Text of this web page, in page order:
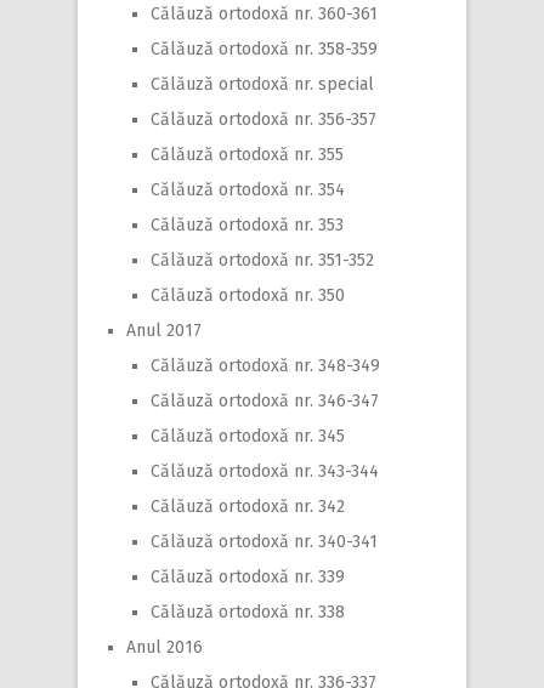
Călăuză ortodoxă nr. 360-361
Călăuză ortodoxă nr. 358-359
Călăuză ortodoxă nr. special
Călăuză ortodoxă nr. 356-357
Călăuză ortodoxă nr. 355
Călăuză ortodoxă nr. 354
Călăuză ortodoxă nr. 353
Călăuză ortodoxă nr. 351-352
Călăuză ortodoxă nr. 350
Anul 2017
Călăuză ortodoxă nr. 348-349
Călăuză ortodoxă nr. 346-347
Călăuză ortodoxă nr. 345
Călăuză ortodoxă nr. 343-344
Călăuză ortodoxă nr. 342
Călăuză ortodoxă nr. 340-341
Călăuză ortodoxă nr. 339
Călăuză ortodoxă nr. 338
Anul 2016
Călăuză ortodoxă nr. 336-337